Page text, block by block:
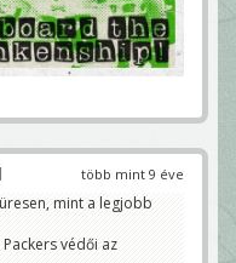
több mint 9 éve
mint a legjobb
védői az